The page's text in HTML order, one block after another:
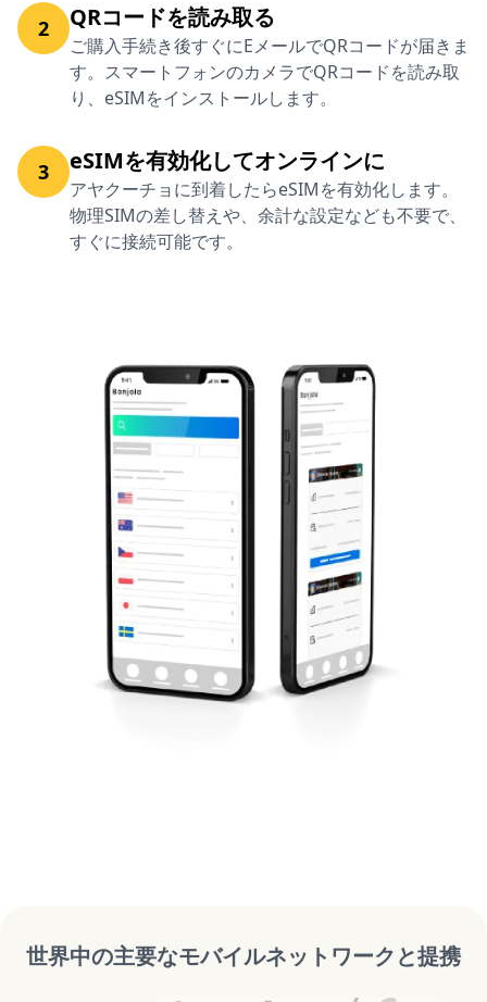
2 QRコードを読み取る
ご購入手続き後すぐにEメールでQRコードが届きま
す。スマートフォンのカメラでQRコードを読み取
り、eSIMをインストールします。
3 eSIMを有効化してオンラインに
アヤクーチョに到着したらeSIMを有効化します。
物理SIMの差し替えや、余計な設定なども不要で、
すぐに接続可能です。
世界中の主要なモバイルネットワークと提携